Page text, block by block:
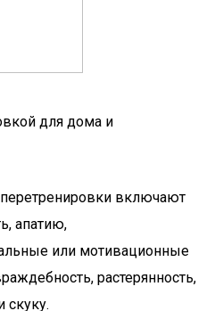
для дома и
включают
апатию,
или мотивационные
растерянность,
скуку.